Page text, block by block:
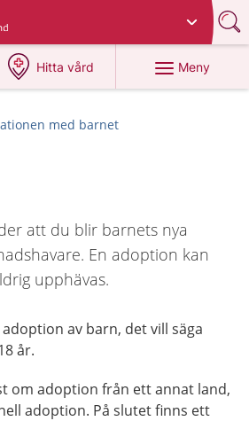
Hitta vård
på 1177.se
Meny
med barnet
att du blir barnets nya
En adoption kan
upphävas.
av barn, det vill säga
år.
om adoption från ett annat land,
adoption. På slutet finns ett